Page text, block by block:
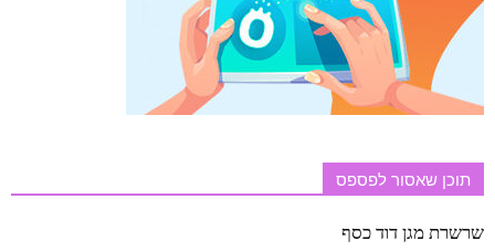
תוכן שאסור לפספס
שרשרת מגן דוד כסף